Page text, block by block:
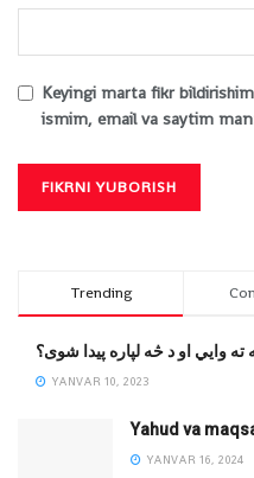
Keyingi marta fikr
ismim, email va saytim
Trending
ته وایي او د څه لپاره پیدا شوی؟
YANVAR 10, 2023
Yahud va
YANVAR 16, 2024